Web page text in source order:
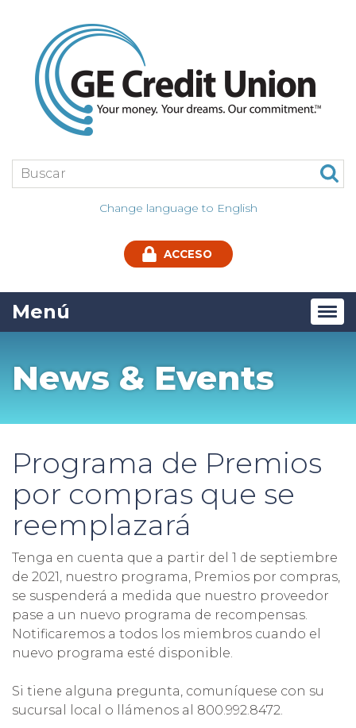
content
Buscar:
Change language to English
ACCESO
Menú
News & Events
Programa de Premios
por compras que se
reemplazará
Tenga en cuenta que a partir del 1 de septiembre
de 2021, nuestro programa, Premios por compras,
se suspenderá a medida que nuestro proveedor
pase a un nuevo programa de recompensas.
Notificaremos a todos los miembros cuando el
nuevo programa esté disponible.
Si tiene alguna pregunta, comuníquese con su
sucursal local o llámenos al 800.992.8472.